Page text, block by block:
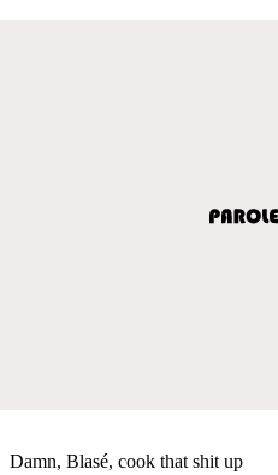
Damn, Blasé, cook that shit up